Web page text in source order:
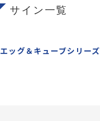
サイン一覧
エッグ＆キューブシリーズ